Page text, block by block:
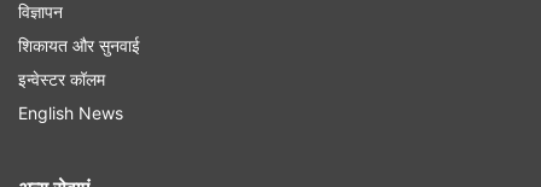
विज्ञापन
शिकायत और सुनवाई
इन्वेस्टर कॉलम
English News